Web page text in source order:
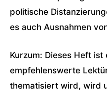
politische
es auch Ausnahmen
Kurzum: Dieses Heft ist
empfehlenswerte
thematisiert wird, wird